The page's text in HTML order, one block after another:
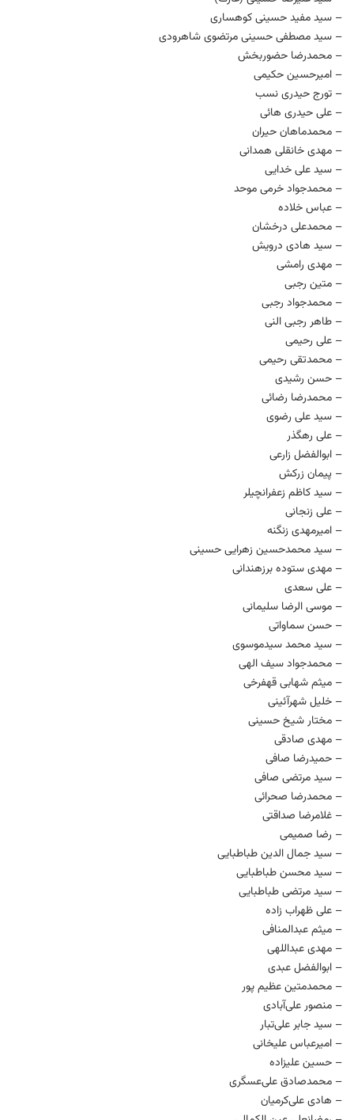
– سید مفید حسینی کوهساری
– سید مصطفی حسینی مرتضوی شاهرودی
– محمدرضا حضوربخش
– امیرحسین حکیمی
– تورج حیدری نسب
– علی حیدری هائی
– محمدماهان حیران
– مهدی خانقلی همدانی
– سید علی خدایی
– محمدجواد خرمی موحد
– عباس خلاده
– محمدعلی درخشان
– سید هادی درویش
– مهدی رامشی
– متین رجبی
– محمدجواد رجبی
– طاهر رجبی النی
– علی رحیمی
– محمدتقی رحیمی
– حسن رشیدی
– محمدرضا رضائی
– سید علی رضوی
– علی رهگذر
– ابوالفضل زارعی
– پیمان زرکش
– سید کاظم زعفرانچیلر
– علی زنجانی
– امیرمهدی زنگنه
– سید محمدحسین زهرایی حسینی
– مهدی ستوده برزهندانی
– علی سعدی
– موسی الرضا سلیمانی
– حسن سماواتی
– سید محمد سیدموسوی
– محمدجواد سیف الهی
– میثم شهابی قهفرخی
– خلیل شهرآئینی
– مختار شیخ حسینی
– مهدی صادقی
– حمیدرضا صافی
– سید مرتضی صافی
– محمدرضا صحرائی
– غلامرضا صداقتی
– رضا صمیمی
– سید جمال الدین طباطبایی
– سید محسن طباطبایی
– سید مرتضی طباطبایی
– علی ظهراب زاده
– میثم عبدالمنافی
– مهدی عبداللهی
– ابوالفضل عبدی
– محمدمتین عظیم پور
– منصور علی‌آبادی
– سید جابر علی‌تبار
– امیرعباس علیخانی
– حسین علیزاده
– محمدصادق علی‌عسگری
– هادی علی‌کرمیان